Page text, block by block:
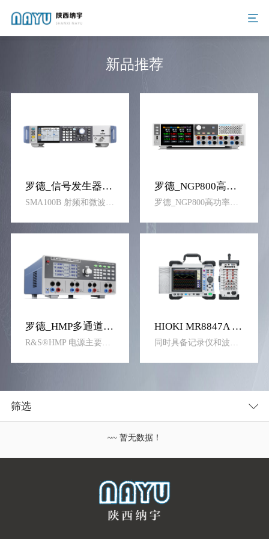
新品推荐
罗德_信号发生器SMA100B 罗德_NGP800高功率多通道电源
罗德_HMP多通道电源
R&S®HMP 电源主要设计用于工业用途。此类坚固耐用的仪器具有两个、三个或四个输出通道，并且每个通道的输出电流高达 10 A，非常适合各种应用。它们在提供高效率的同时确保残余纹波较低，且具有多种保护功能。
HIOKI MR8847A 存储记录仪
筛选
~~ 暂无数据！